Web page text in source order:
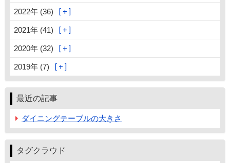
2022年 (36)
2021年 (41)
2020年 (32)
2019年 (7)
最近の記事
ダイニングテーブルの大きさ
タグクラウド